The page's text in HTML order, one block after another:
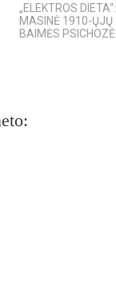
„ELEKTROS DIETA“:
MASINĖ 1910-ŲJŲ
BAIMĖS PSICHOZĖ